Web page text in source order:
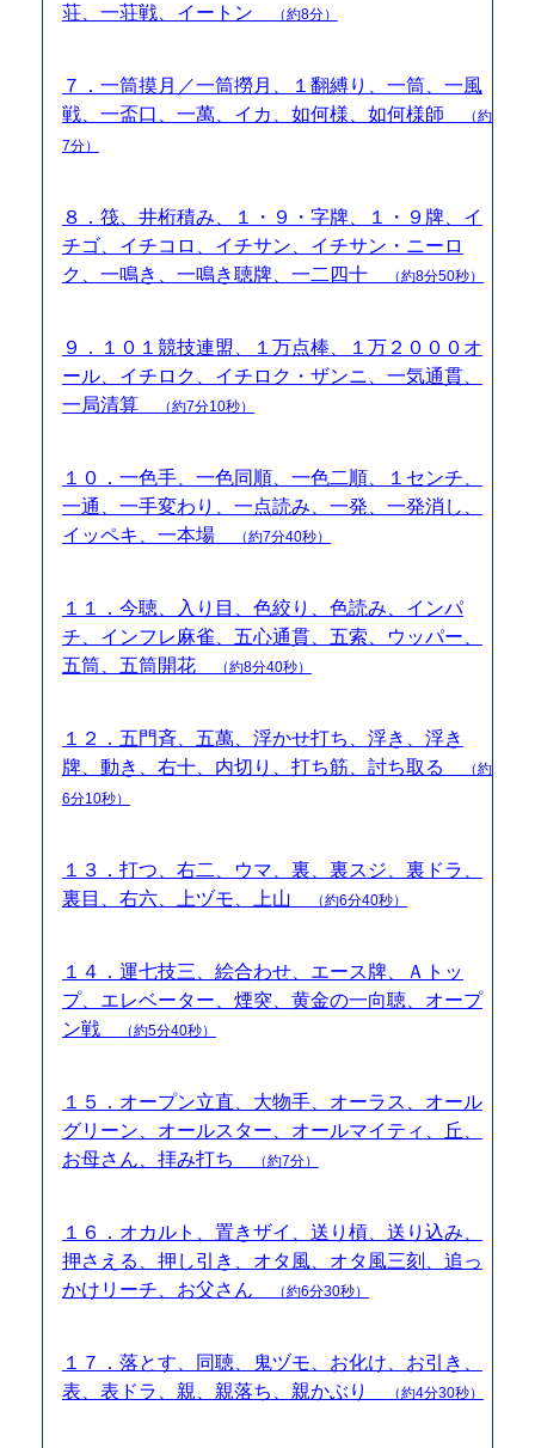
荘、一荘戦、イートン
（約8分）
７．一筒摸月／一筒撈月、１翻縛り、一筒、一風
戦、一盃口、一萬、イカ、如何様、如何様師
（約
7分）
８．筏、井桁積み、１・９・字牌、１・９牌、イ
チゴ、イチコロ、イチサン、イチサン・ニーロ
ク、一鳴き、一鳴き聴牌、一二四十
（約8分50秒）
９．１０１競技連盟、１万点棒、１万２０００オ
ール、イチロク、イチロク・ザンニ、一気通貫、
一局清算
（約7分10秒）
１０．一色手、一色同順、一色二順、１センチ、
一通、一手変わり、一点読み、一発、一発消し、
イッペキ、一本場
（約7分40秒）
１１．今聴、入り目、色絞り、色読み、インパ
チ、インフレ麻雀、五心通貫、五索、ウッパー、
五筒、五筒開花
（約8分40秒）
１２．五門斉、五萬、浮かせ打ち、浮き、浮き
牌、動き、右十、内切り、打ち筋、討ち取る
（約
6分10秒）
１３．打つ、右二、ウマ、裏、裏スジ、裏ドラ、
裏目、右六、上ヅモ、上山
（約6分40秒）
１４．運七技三、絵合わせ、エース牌、Ａトッ
プ、エレベーター、煙突、黄金の一向聴、オープ
ン戦
（約5分40秒）
１５．オープン立直、大物手、オーラス、オール
グリーン、オールスター、オールマイティ、丘、
お母さん、拝み打ち
（約7分）
１６．オカルト、置きザイ、送り槓、送り込み、
押さえる、押し引き、オタ風、オタ風三刻、追っ
かけリーチ、お父さん
（約6分30秒）
１７．落とす、同聴、鬼ヅモ、お化け、お引き、
表、表ドラ、親、親落ち、親かぶり
（約4分30秒）